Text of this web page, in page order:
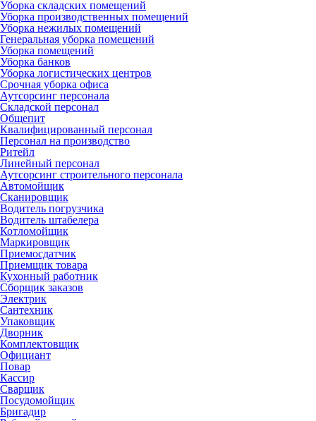
Уборка складских помещений
Уборка производственных помещений
Уборка нежилых помещений
Генеральная уборка помещений
Уборка помещений
Уборка банков
Уборка логистических центров
Срочная уборка офиса
Аутсорсинг персонала
Складской персонал
Общепит
Квалифицированный персонал
Персонал на производство
Ритейл
Линейный персонал
Аутсорсинг строительного персонала
Автомойщик
Сканировщик
Водитель погрузчика
Водитель штабелера
Котломойщик
Маркировщик
Приемосдатчик
Приемщик товара
Кухонный работник
Сборщик заказов
Электрик
Сантехник
Упаковщик
Дворник
Комплектовщик
Официант
Повар
Кассир
Сварщик
Посудомойщик
Бригадир